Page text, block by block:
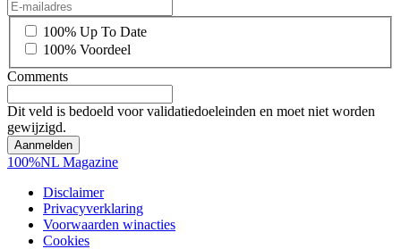
*
100% Up To Date
100% Voordeel
Comments
Dit veld is bedoeld voor validatiedoeleinden en moet niet worden
gewijzigd.
100%NL Magazine
Disclaimer
Privacyverklaring
Voorwaarden winacties
Cookies